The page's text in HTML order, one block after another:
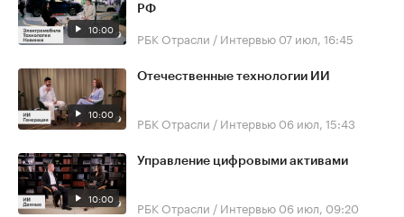
10:00
РФ
РБК Отрасли / Интервью 07 июл, 16:45
10:00
Отечественные технологии ИИ
РБК Отрасли / Интервью 06 июл, 15:43
10:00
Управление цифровыми активами
РБК Отрасли / Интервью 06 июл, 09:20